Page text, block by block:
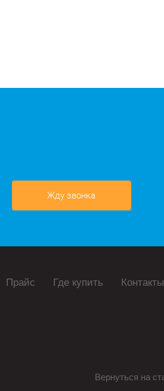
Жду звонка
Прайс Где купить Контакты
Вернуться на